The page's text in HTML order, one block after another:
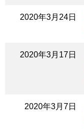
2020年3月24日
2020年3月17日
2020年3月7日